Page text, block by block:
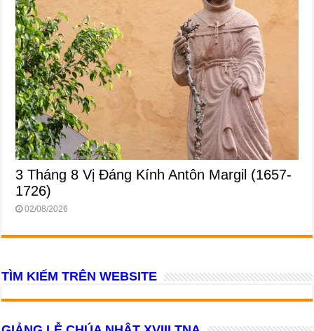
3 Tháng 8 Vị Ðáng Kính Antôn Margil (1657-
1726)
02/08/2026
TÌM KIẾM TRÊN WEBSITE